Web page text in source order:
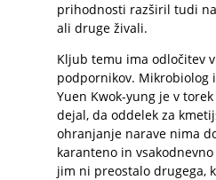
prihodnosti razširil tudi
ali druge živali.
Kljub temu ima odločitev
podpornikov. Mikrobiolog
Yuen Kwok-yung je v
dejal, da oddelek za
ohranjanje narave nima
karanteno in
jim ni preostalo drugega,